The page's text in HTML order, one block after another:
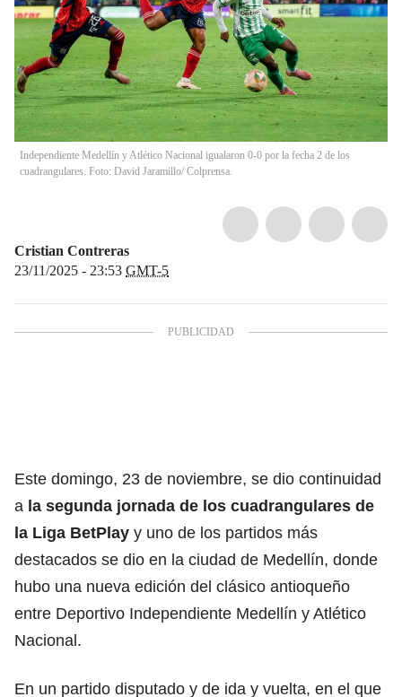
Independiente Medellín y Atlético Nacional igualaron 0-0 por la fecha 2 de los
cuadrangulares. Foto: David Jaramillo/ Colprensa.
Cristian Contreras
23/11/2025 - 23:53 GMT-5
Este domingo, 23 de noviembre, se dio continuidad
a la segunda jornada de los cuadrangulares de
la Liga BetPlay y uno de los partidos más
destacados se dio en la ciudad de Medellín, donde
hubo una nueva edición del clásico antioqueño
entre Deportivo Independiente Medellín y Atlético
Nacional.
En un partido disputado y de ida y vuelta, en el que